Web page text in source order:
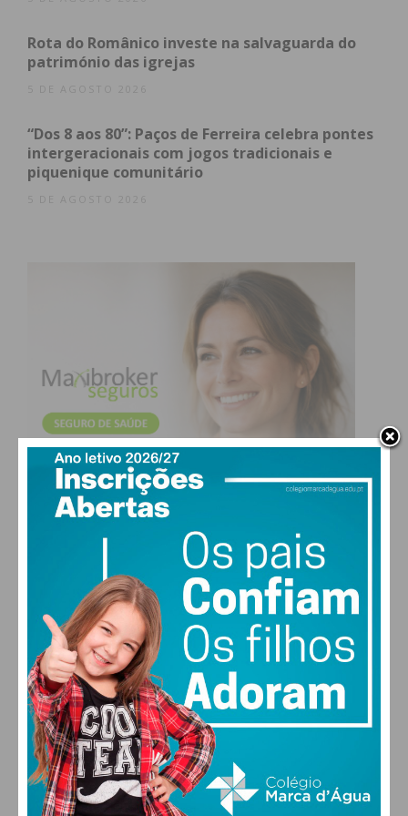
Subscreva a newsletter do
Imediato
obtenha de forma regular a informação
atualizada.
Eu li e concordo com os
termos e
condições
Rota do Românico investe na salvaguarda do
património das igrejas
5 DE AGOSTO 2026
“Dos 8 aos 80”: Paços de Ferreira celebra pontes
intergeracionais com jogos tradicionais e
piquenique comunitário
5 DE AGOSTO 2026